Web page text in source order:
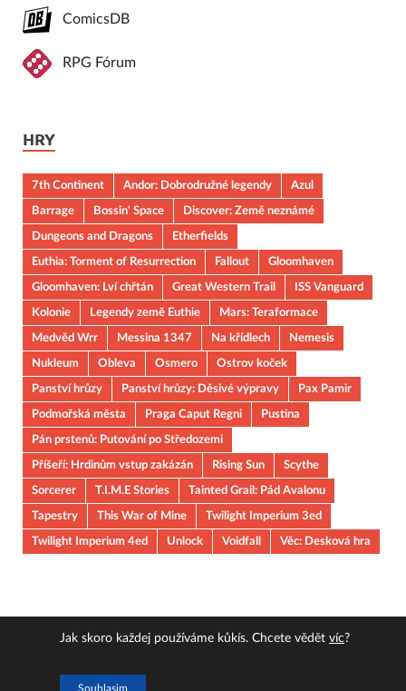
ComicsDB
RPG Fórum
HRY
7th Continent Andor: Dobrodružné legendy
Azul
Barrage
Bossin' Space
Discover: Země neznámé
Dungeons and Dragons
Etherfields
Euthia: Torment of Resurrection
Fallout
Gloomhaven
Gloomhaven: Lví chřtán
Great Western Trail
ISS Vanguard
Kolonie
Legendy země Euthie
Mars: Teraformace
Medvěd Wrr
Messina 1347 Na křídlech
Nemesis
Nukleum
Obleva Osmero
Ostrov koček
Panství hrůzy
Panství hrůzy: Děsivé výpravy
Pax Pamir
Podmořská města
Praga Caput Regni
Pustina
Pán prstenů: Putování po Středozemi
Příšeří: Hrdinům vstup zakázán
Rising Sun
Scythe
Sorcerer
T.I.M.E Stories
Tainted Grail: Pád Avalonu
Tapestry
This War of Mine
Twilight Imperium 3ed
Twilight Imperium 4ed
Unlock Voidfall Věc: Desková hra
Jak skoro každej používáme kůkís. Chcete vědět víc?
Souhlasim